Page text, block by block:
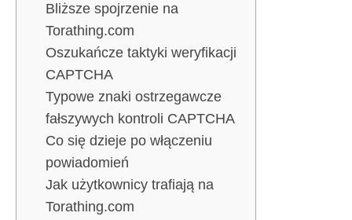
Bliższe spojrzenie na
Torathing.com
Oszukańcze taktyki weryfikacji
CAPTCHA
Typowe znaki ostrzegawcze
fałszywych kontroli CAPTCHA
Co się dzieje po włączeniu
powiadomień
Jak użytkownicy trafiają na
Torathing.com